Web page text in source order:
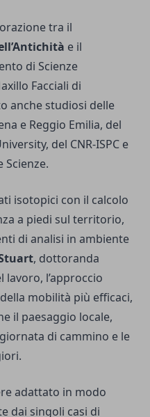
tra il
e il
di Scienze
Facciali di
anche studiosi delle
e Reggio Emilia, del
del CNR-ISPC e
Scienze.
isotopici con il calcolo
a piedi sul territorio,
di analisi in ambiente
, dottoranda
lavoro, l’approccio
mobilità più efficaci,
il paesaggio locale,
di cammino e le
adattato in modo
dai singoli casi di